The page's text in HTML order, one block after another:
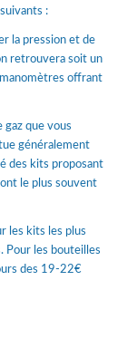
:
la pression et de
retrouvera soit un
offrant
que vous
généralement
des kits proposant
le plus souvent
les kits les plus
Pour les bouteilles
des 19-22€